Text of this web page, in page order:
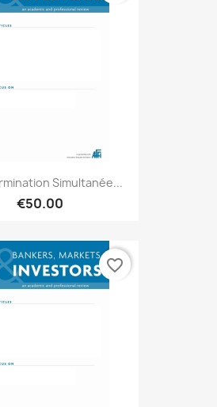
Simultanée...
€50.00
favorite_border